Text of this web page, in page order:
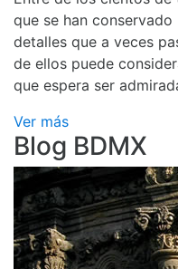
que se han
detalles que a veces
de ellos puede
que espera ser
Ver más
Blog BDMX